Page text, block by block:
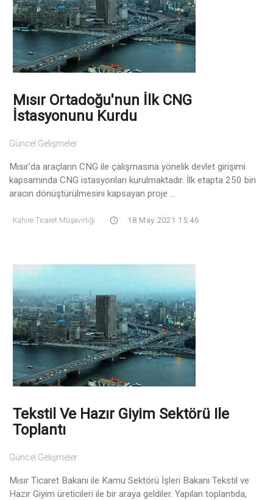
Mısır Ortadoğu'nun İlk CNG
İstasyonunu Kurdu
Güncel Gelişmeler
Mısır'da araçların CNG ile çalışmasına yönelik devlet girişimi
kapsamında CNG istasyonları kurulmaktadır. İlk etapta 250 bin
aracın dönüştürülmesini kapsayan proje ...
Kahire Ticaret Müşavirliği 18 May 2021 15:46
Tekstil Ve Hazır Giyim Sektörü Ile
Toplantı
Güncel Gelişmeler
Mısır Ticaret Bakanı ile Kamu Sektörü İşleri Bakanı Tekstil ve
Hazır Giyim üreticileri ile bir araya geldiler. Yapılan toplantıda,